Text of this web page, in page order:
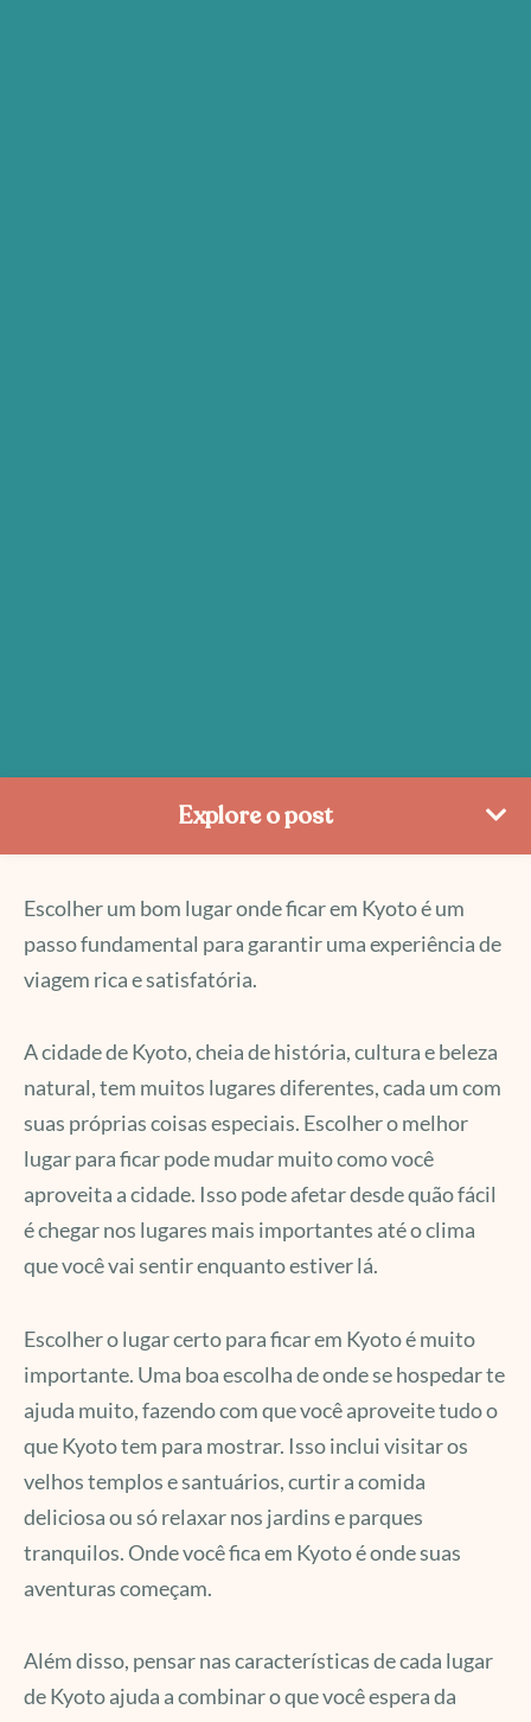
Explore o post
Escolher um bom lugar onde ficar em Kyoto é um
passo fundamental para garantir uma experiência de
viagem rica e satisfatória.
A cidade de Kyoto, cheia de história, cultura e beleza
natural, tem muitos lugares diferentes, cada um com
suas próprias coisas especiais. Escolher o melhor
lugar para ficar pode mudar muito como você
aproveita a cidade. Isso pode afetar desde quão fácil
é chegar nos lugares mais importantes até o clima
que você vai sentir enquanto estiver lá.
Escolher o lugar certo para ficar em Kyoto é muito
importante. Uma boa escolha de onde se hospedar te
ajuda muito, fazendo com que você aproveite tudo o
que Kyoto tem para mostrar. Isso inclui visitar os
velhos templos e santuários, curtir a comida
deliciosa ou só relaxar nos jardins e parques
tranquilos. Onde você fica em Kyoto é onde suas
aventuras começam.
Além disso, pensar nas características de cada lugar
de Kyoto ajuda a combinar o que você espera da